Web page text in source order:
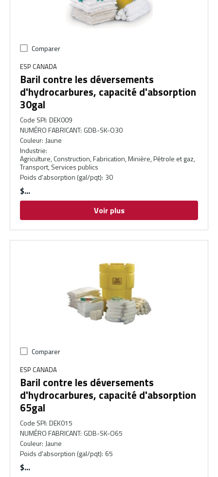
Comparer
ESP CANADA
Baril contre les déversements
d'hydrocarbures, capacité d'absorption
30gal
Code SPI: DEK009
NUMÉRO FABRICANT: GDB-SK-O30
Couleur: Jaune
Industrie:
Agriculture, Construction, Fabrication, Minière, Pétrole et gaz,
Transport, Services publics
Poids d'absorption (gal/pqt): 30
$
Voir plus
Comparer
ESP CANADA
Baril contre les déversements
d'hydrocarbures, capacité d'absorption
65gal
Code SPI: DEK015
NUMÉRO FABRICANT: GDB-SK-O65
Couleur: Jaune
Poids d'absorption (gal/pqt): 65
$